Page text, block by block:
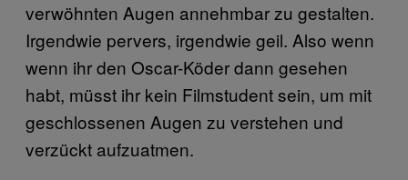
verwöhnten Augen annehmbar zu gestalten.
Irgendwie pervers, irgendwie geil. Also wenn
wenn ihr den Oscar-Köder dann gesehen
habt, müsst ihr kein Filmstudent sein, um mit
geschlossenen Augen zu verstehen und
verzückt aufzuatmen.